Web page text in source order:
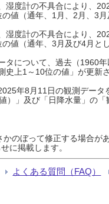
湿度計の不具合により、
値（通年、1月、2月、3
湿度計の不具合により、
値（通年、3月及び4月
タについて、過去（1960
史上1～10位の値」が更新
年8月11日の観測デー
）」及び「日降水量」の
のぼって修正する場合が
に掲載します。
よくある質問（FAQ）